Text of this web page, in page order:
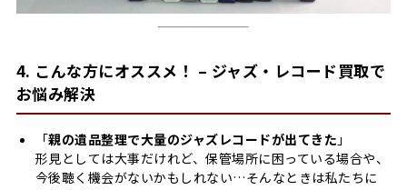
4. こんな方にオススメ！ – ジャズ・レコード買取で
お悩み解決
「親の遺品整理で大量のジャズレコードが出てきた 」
形見としては大事だけれど、保管場所に困っている場合や、
今後聴く機会がないかもしれない…そんなときは私たちに